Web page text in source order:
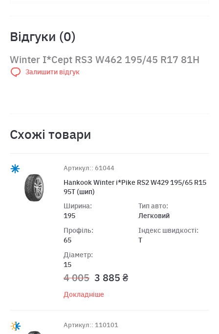
Відгуки (0)
Winter I*Cept RS3 W462 195/45 R17 81H
Залишити відгук
Схожі товари
Артикул:: 61044
Hankook Winter i*Pike RS2 W429 195/65 R15
95T (шип)
Ширина:
195
Профіль:
65
Діаметр:
15
Тип авто:
Легковий
Індекс швидкості:
T
4 005 3 885 ₴
Докладніше
Артикул:: 110101